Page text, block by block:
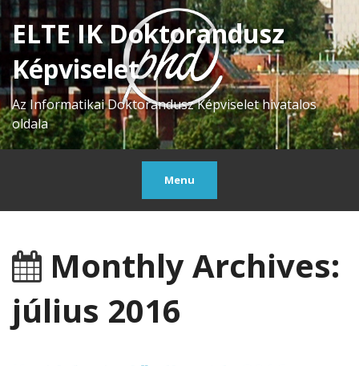
ELTE IK Doktorandusz
Képviselet
Az Informatikai Doktorandusz Képviselet hivatalos
oldala
Menu
Monthly Archives:
július 2016